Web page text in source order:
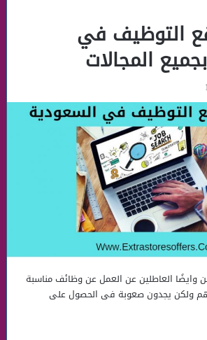
التوظيف في
المجالات
وايضًا العاطلين عن العمل عن وظائف مناسبة
ولكن يجدون صعوبة فى الحصول على